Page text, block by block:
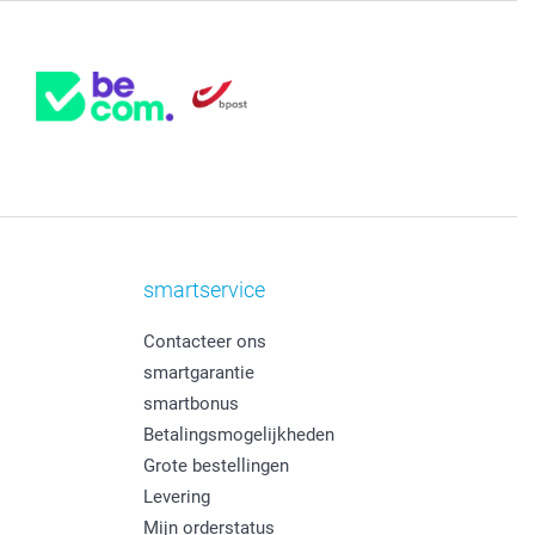
smartservice
Contacteer ons
smartgarantie
smartbonus
Betalingsmogelijkheden
Grote bestellingen
Levering
Mijn orderstatus